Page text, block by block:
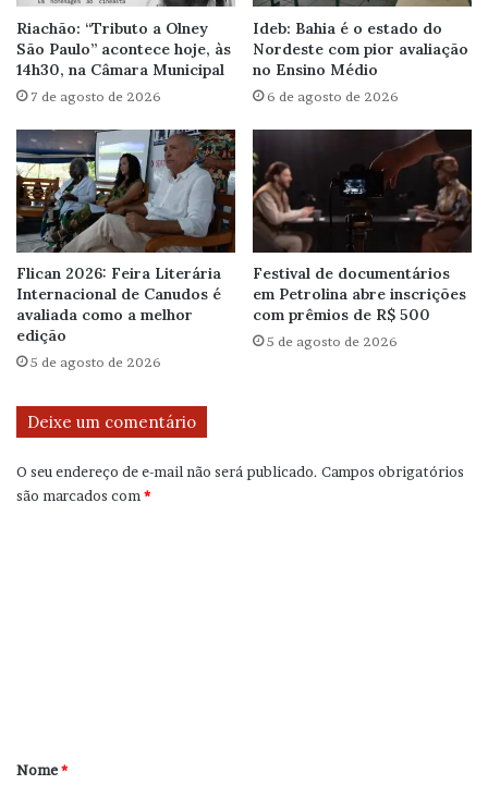
Riachão: “Tributo a Olney
São Paulo” acontece hoje, às
14h30, na Câmara Municipal
7 de agosto de 2026
Ideb: Bahia é o estado do
Nordeste com pior avaliação
no Ensino Médio
6 de agosto de 2026
Flican 2026: Feira Literária
Internacional de Canudos é
avaliada como a melhor
edição
5 de agosto de 2026
Festival de documentários
em Petrolina abre inscrições
com prêmios de R$ 500
5 de agosto de 2026
Deixe um comentário
O seu endereço de e-mail não será publicado. Campos obrigatórios
são marcados com*
r
Nome*